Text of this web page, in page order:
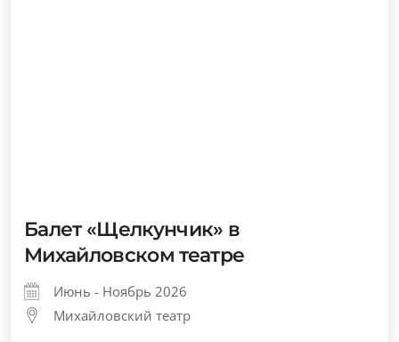
Балет «Щелкунчик» в
Михайловском театре
Июнь - Ноябрь 2026
Михайловский театр